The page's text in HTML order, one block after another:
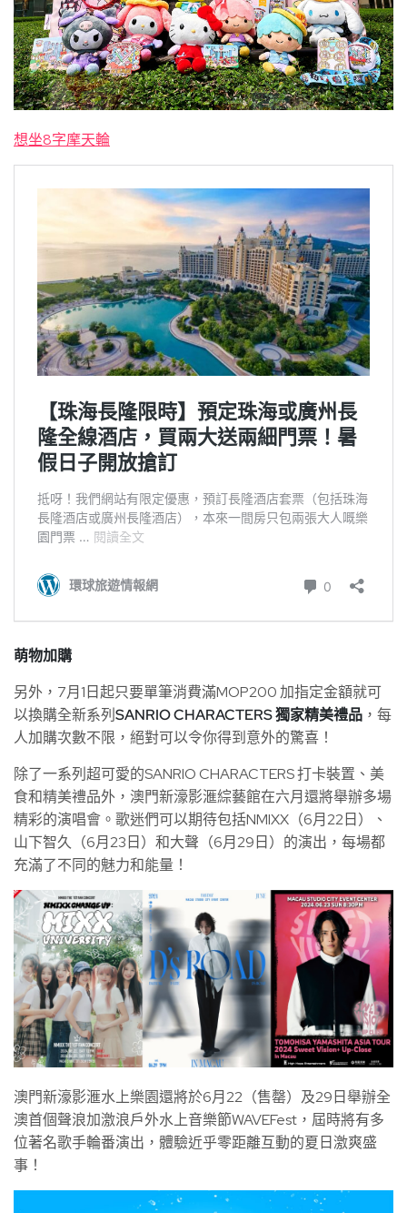
想坐8字摩天輪
萌物加購
另外，7月1日起只要單筆消費滿MOP200 加指定金額就可
以換購全新系列SANRIO CHARACTERS 獨家精美禮品 ，每
人加購次數不限，絕對可以令你得到意外的驚喜！
除了一系列超可愛的SANRIO CHARACTERS 打卡裝置、美
食和精美禮品外，澳門新濠影滙綜藝館在六月還將舉辦多場
精彩的演唱會。歌迷們可以期待包括NMIXX（6月22日）、
山下智久（6月23日）和大聲（6月29日）的演出，每場都
充滿了不同的魅力和能量！
澳門新濠影滙水上樂園還將於6月22（售罄）及29日舉辦全
澳首個聲浪加激浪戶外水上音樂節WAVEFest，屆時將有多
位著名歌手輪番演出，體驗近乎零距離互動的夏日激爽盛
事！